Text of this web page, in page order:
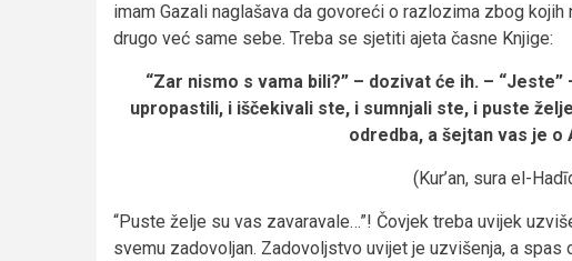
imam Gazali naglašava da govoreći o razlozima zbog
drugo već same sebe. Treba se sjetiti ajeta časne Knjige:
“Zar nismo s vama bili?” – dozivat će ih. –
upropastili, i iščekivali ste, i sumnjali ste, i puste
odredba, a šejtan vas je o
(Kur’an, sura el-
“Puste želje su vas zavaravale…”! Čovjek treba uvijek
svemu zadovoljan. Zadovoljstvo uvijet je uzvišenja, a spas